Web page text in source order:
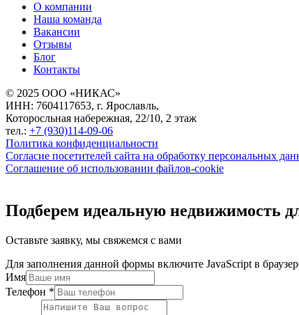
О компании
Наша команда
Вакансии
Отзывы
Блог
Контакты
© 2025 ООО «НИКАС»
ИНН: 7604117653, г. Ярославль,
Которосльная набережная, 22/10, 2 этаж
тел.: +7 (930)114-09-06
Политика конфиденциальности
Согласие посетителей сайта на обработку персональных
Соглашение об использовании файлов-cookie
Подберем идеальную недвижимость
Оставьте заявку, мы свяжемся с вами
Для заполнения данной формы включите JavaScript в
Имя
Телефон *